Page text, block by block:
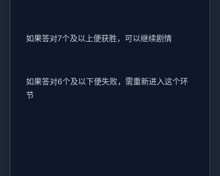
如果答对7个及以上便获胜，可以继续剧情
如果答对6个及以下便失败，需重新进入这个环
节